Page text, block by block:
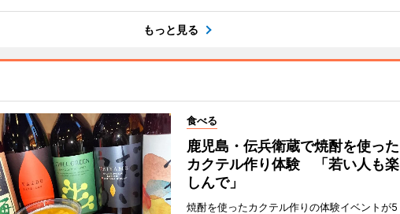
もっと見る
食べる
鹿児島・伝兵衛蔵で焼酎を使った
カクテル作り体験 「若い人も楽
しんで」
焼酎を使ったカクテル作りの体験イベントが5